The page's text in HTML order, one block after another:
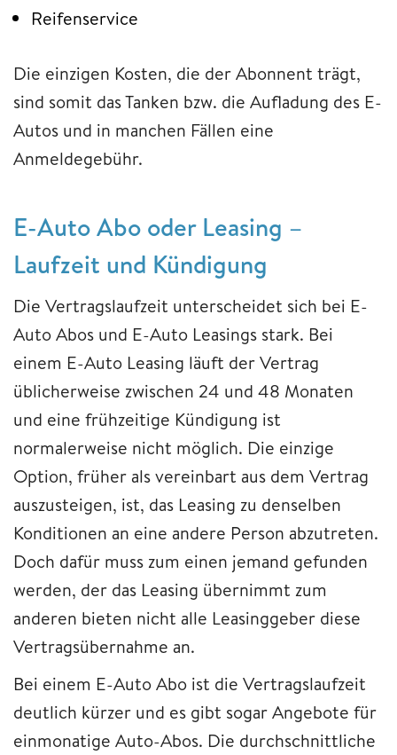
Reifenservice
Die einzigen Kosten, die der Abonnent trägt,
sind somit das Tanken bzw. die Aufladung des E-
Autos und in manchen Fällen eine
Anmeldegebühr.
E-Auto Abo oder Leasing –
Laufzeit und Kündigung
Die Vertragslaufzeit unterscheidet sich bei E-
Auto Abos und E-Auto Leasings stark. Bei
einem E-Auto Leasing läuft der Vertrag
üblicherweise zwischen 24 und 48 Monaten
und eine frühzeitige Kündigung ist
normalerweise nicht möglich. Die einzige
Option, früher als vereinbart aus dem Vertrag
auszusteigen, ist, das Leasing zu denselben
Konditionen an eine andere Person abzutreten.
Doch dafür muss zum einen jemand gefunden
werden, der das Leasing übernimmt zum
anderen bieten nicht alle Leasinggeber diese
Vertragsübernahme an.
Bei einem E-Auto Abo ist die Vertragslaufzeit
deutlich kürzer und es gibt sogar Angebote für
einmonatige Auto-Abos. Die durchschnittliche